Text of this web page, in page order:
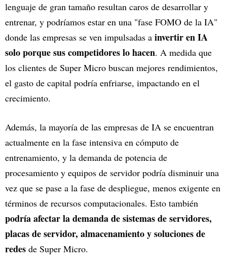
lenguaje de gran tamaño resultan caros de desarrollar y
entrenar, y podríamos estar en una "fase FOMO de la IA"
donde las empresas se ven impulsadas a invertir en IA
solo porque sus competidores lo hacen. A medida que
los clientes de Super Micro buscan mejores rendimientos,
el gasto de capital podría enfriarse, impactando en el
crecimiento.
Además, la mayoría de las empresas de IA se encuentran
actualmente en la fase intensiva en cómputo de
entrenamiento, y la demanda de potencia de
procesamiento y equipos de servidor podría disminuir una
vez que se pase a la fase de despliegue, menos exigente en
términos de recursos computacionales. Esto también
podría afectar la demanda de sistemas de servidores,
placas de servidor, almacenamiento y soluciones de
redes de Super Micro.